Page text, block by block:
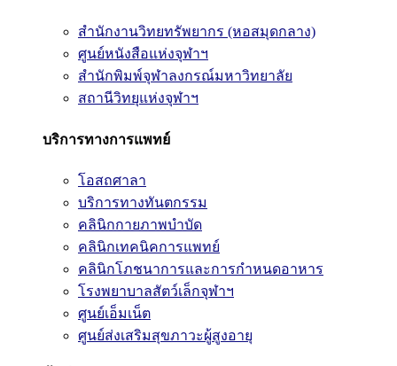
สำนักงานวิทยทรัพยากร (หอสมุดกลาง)
ศูนย์หนังสือแห่งจุฬาฯ
สำนักพิมพ์จุฬาลงกรณ์มหาวิทยาลัย
สถานีวิทยุแห่งจุฬาฯ
บริการทางการแพทย์
โอสถศาลา
บริการทางทันตกรรม
คลินิกกายภาพบำบัด
คลินิกเทคนิคการแพทย์
คลินิกโภชนาการและการกำหนดอาหาร
โรงพยาบาลสัตว์เล็กจุฬาฯ
ศูนย์เอ็มเน็ต
ศูนย์ส่งเสริมสุขภาวะผู้สูงอายุ